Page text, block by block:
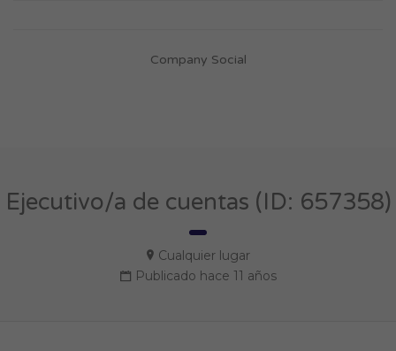
Company Social
Ejecutivo/a de cuentas (ID: 657358)
Cualquier lugar
Publicado hace 11 años